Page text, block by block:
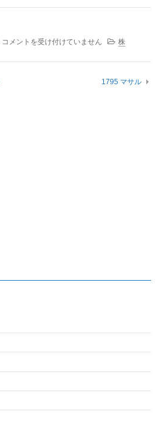
1793
本
コメントを受け付けていません 株
1795 マサル